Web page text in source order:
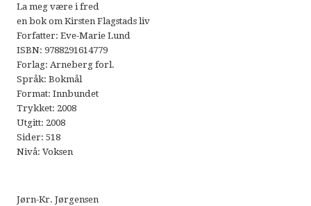
La meg være i fred
en bok om Kirsten Flagstads liv
Forfatter: Eve-Marie Lund
ISBN: 9788291614779
Forlag: Arneberg forl.
Språk: Bokmål
Format: Innbundet
Trykket: 2008
Utgitt: 2008
Sider: 518
Nivå: Voksen
Jørn-Kr. Jørgensen